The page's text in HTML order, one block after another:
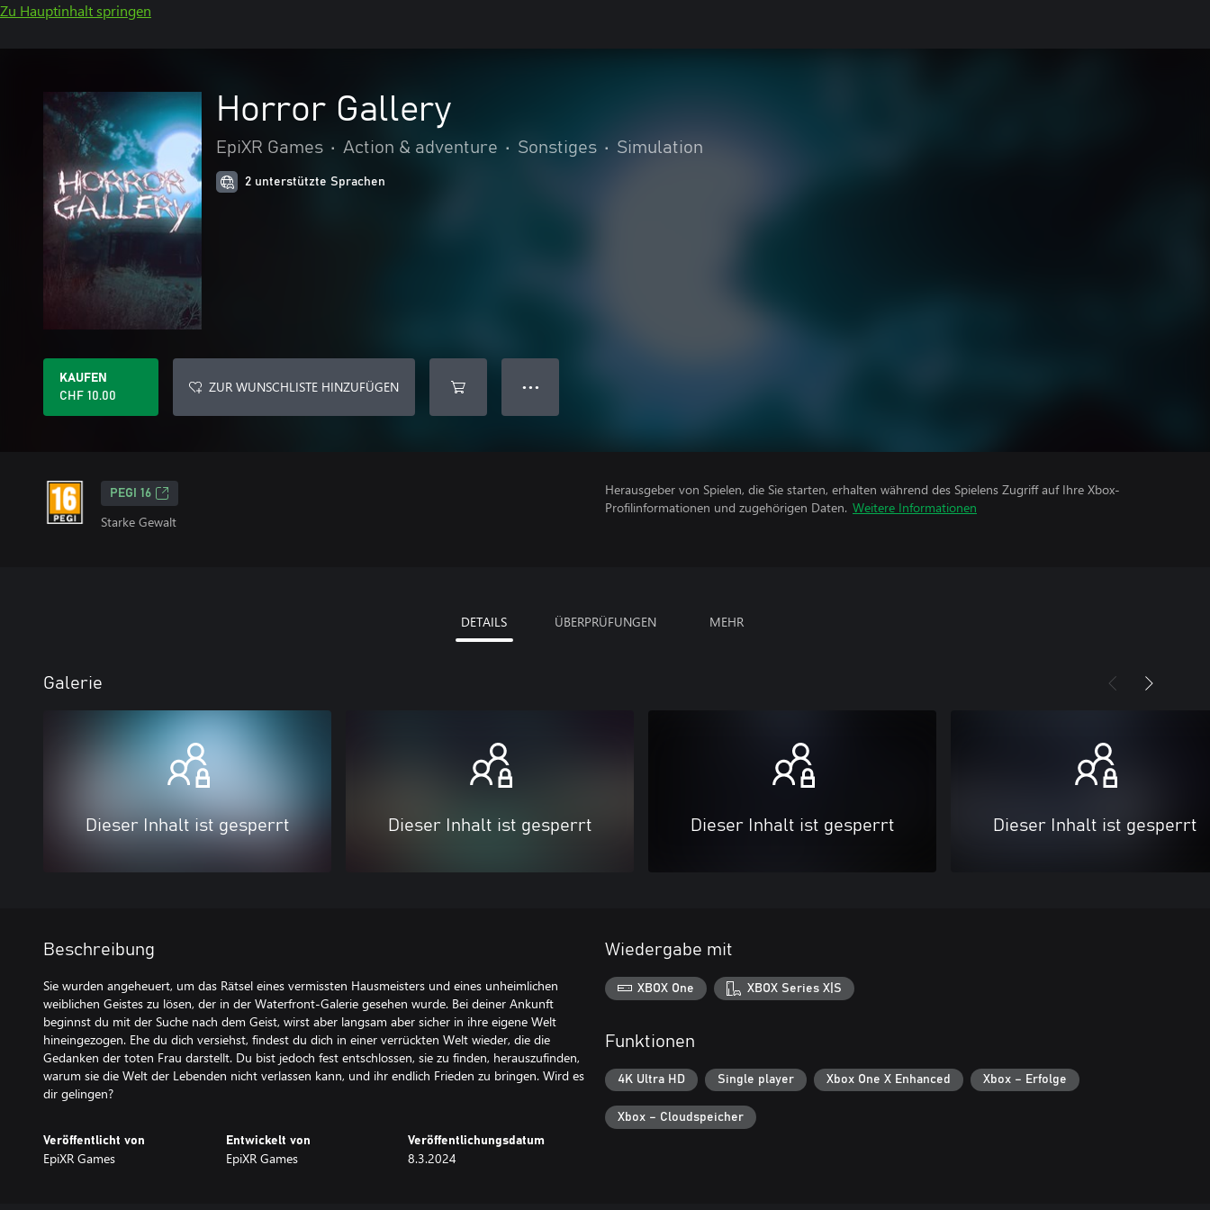
Zu Hauptinhalt springen
Horror Gallery
EpiXR Games • Action & adventure • Sonstiges • Simulation
2 unterstützte Sprachen
KAUFEN
CHF 10.00
ZUR WUNSCHLISTE HINZUFÜGEN ● ● ●
PEGI 16
Starke Gewalt
Herausgeber von Spielen, die Sie starten, erhalten während des Spielens Zugriff auf Ihre Xbox-
Profilinformationen und zugehörigen Daten. Weitere Informationen
DETAILS ÜBERPRÜFUNGEN MEHR
Galerie
Dieser Inhalt ist gesperrt Dieser Inhalt ist gesperrt Dieser Inhalt ist gesperrt Dieser Inhalt ist gesperrt
Beschreibung
Sie wurden angeheuert, um das Rätsel eines vermissten Hausmeisters und eines unheimlichen
weiblichen Geistes zu lösen, der in der Waterfront-Galerie gesehen wurde. Bei deiner Ankunft
beginnst du mit der Suche nach dem Geist, wirst aber langsam aber sicher in ihre eigene Welt
hineingezogen. Ehe du dich versiehst, findest du dich in einer verrückten Welt wieder, die die
Gedanken der toten Frau darstellt. Du bist jedoch fest entschlossen, sie zu finden, herauszufinden,
warum sie die Welt der Lebenden nicht verlassen kann, und ihr endlich Frieden zu bringen. Wird es
dir gelingen?
Veröffentlicht von
EpiXR Games
Entwickelt von
EpiXR Games
Veröffentlichungsdatum
8.3.2024
Wiedergabe mit
XBOX One XBOX Series X|S
Funktionen
4K Ultra HD Single player Xbox One X Enhanced Xbox – Erfolge
Xbox – Cloudspeicher